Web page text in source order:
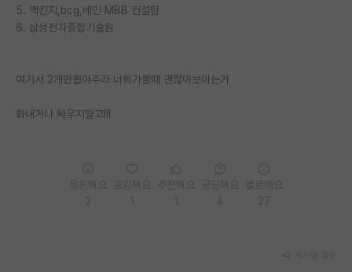
임용 정보 게시판
취업 게시판
임용 후기 게시판
5. 맥킨지,bcg,베인 MBB 컨설팅
6. 삼성전자종합기술원
여기서 2개만뽑아주라 너희가볼때 괜찮아보이는거
화내거나 싸우지말고!!!